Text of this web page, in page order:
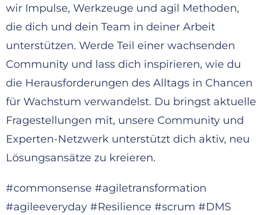
wir Impulse, Werkzeuge und agil Methoden,
die dich und dein Team in deiner Arbeit
unterstützen. Werde Teil einer wachsenden
Community und lass dich inspirieren, wie du
die Herausforderungen des Alltags in Chancen
für Wachstum verwandelst. Du bringst aktuelle
Fragestellungen mit, unsere Community und
Experten-Netzwerk unterstützt dich aktiv, neu
Lösungsansätze zu kreieren.
#commonsense #agiletransformation
#agileeveryday #Resilience #scrum #DMS